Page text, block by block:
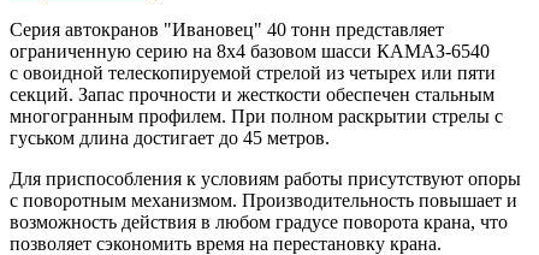
Серия автокранов "Ивановец" 40 тонн представляет
ограниченную серию на 8х4 базовом шасси КАМАЗ-6540
с овоидной телескопируемой стрелой из четырех или пяти
секций. Запас прочности и жесткости обеспечен стальным
многогранным профилем. При полном раскрытии стрелы с
гуськом длина достигает до 45 метров.
Для приспособления к условиям работы присутствуют опоры
с поворотным механизмом. Производительность повышает и
возможность действия в любом градусе поворота крана, что
позволяет сэкономить время на перестановку крана.